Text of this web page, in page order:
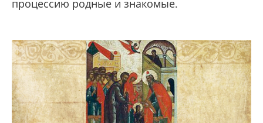
процессию родные и знакомые.